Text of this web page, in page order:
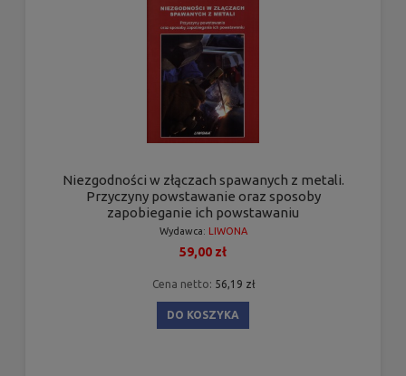
Niezgodności w złączach spawanych z metali.
Przyczyny powstawanie oraz sposoby
zapobieganie ich powstawaniu
Wydawca: LIWONA
59,00 zł
Cena netto: 56,19 zł
DO KOSZYKA